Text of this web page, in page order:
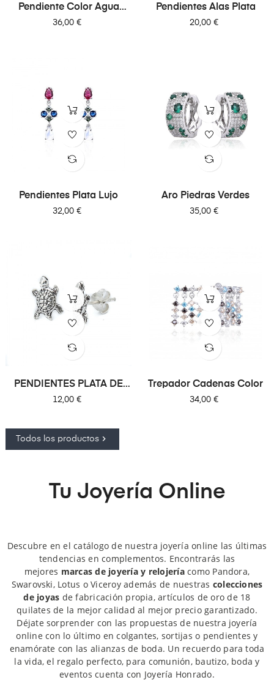
Pendiente Color Agua
Marina
Precio
36,00 €
Pendientes Alas Plata
Precio
20,00 €
Pendientes Plata Lujo
Precio
32,00 €
Aro Piedras Verdes
Precio
35,00 €
PENDIENTES PLATA DE
LEY...
Precio
12,00 €
Trepador Cadenas Color
Precio
34,00 €
Todos los productos 
Tu Joyería Online
Descubre en el catálogo de nuestra joyería online las últimas
tendencias en complementos. Encontrarás las
mejores marcas de joyería y relojeríacomo Pandora,
Swarovski, Lotus o Viceroy además de nuestras colecciones
de joyas de fabricación propia, artículos de oro de 18
quilates de la mejor calidad al mejor precio garantizado.
Déjate sorprender con las propuestas de nuestra joyería
online con lo último en colgantes, sortijas o pendientes y
enamórate con las alianzas de boda. Un recuerdo para toda
la vida, el regalo perfecto, para comunión, bautizo, boda y
eventos cuenta con Joyería Honrado.